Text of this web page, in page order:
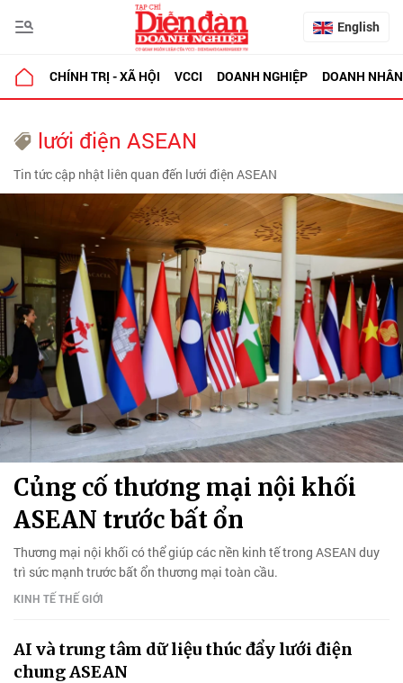
English
CHÍNH TRỊ - XÃ HỘI VCCI DOANH NGHIỆP DOANH NHÂN
lưới điện ASEAN
Tin tức cập nhật liên quan đến lưới điện ASEAN
Củng cố thương mại nội khối
ASEAN trước bất ổn
Thương mại nội khối có thể giúp các nền kinh tế trong ASEAN duy
trì sức mạnh trước bất ổn thương mại toàn cầu.
KINH TẾ THẾ GIỚI
AI và trung tâm dữ liệu thúc đẩy lưới điện
chung ASEAN